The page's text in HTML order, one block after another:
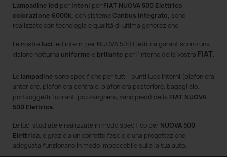
Lampadine led per Inteni per FIAT NUOVA 500 Elettrica
colorazione 6000k, con sistema Canbus integrato, sono
realizzate con tecnologia e qualità di ultima generazione.
Le nostre luci led interni per NUOVA 500 Elettrica garantiscono una
visione notturna uniforme e brillante per l'interno della vostra FIAT.
Le lampadine sono specifiche per tutti i punti luce interni (plafoniera
anteriore, plafoniera centrale, plafoniera posteriore, bagagliaio,
portaoggetti, luci anti pozzanghera, vano piedi) della FIAT NUOVA
500 Elettrica.
Le luci studiate e realizzate in modo specifico per NUOVA 500
Elettrica, e grazie a un corretto fascio e una progettazione
adeguata funzionano in modo impeccabile sulla la tua auto.